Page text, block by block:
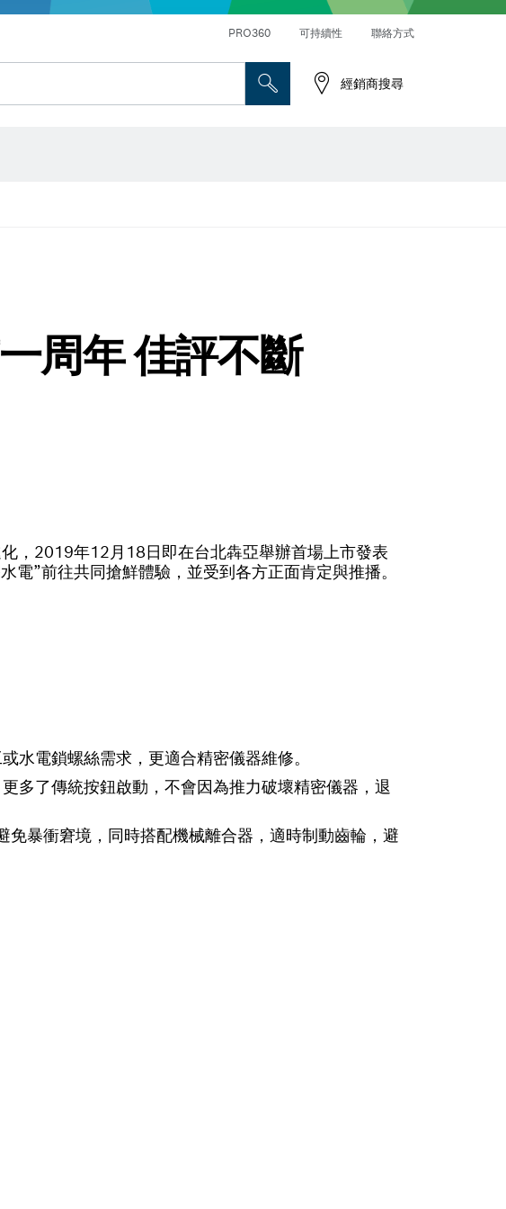
PRO360 可持續性 聯絡方式
經銷商搜尋
周年 佳評不斷
，2019年12月18日即在台北犇亞舉辦首場上市發表
”前往共同搶鮮體驗，並受到各方正面肯定與推播。
電鎖螺絲需求，更適合精密儀器維修。
多了傳統按鈕啟動，不會因為推力破壞精密儀器，退
暴衝窘境，同時搭配機械離合器，適時制動齒輪，避